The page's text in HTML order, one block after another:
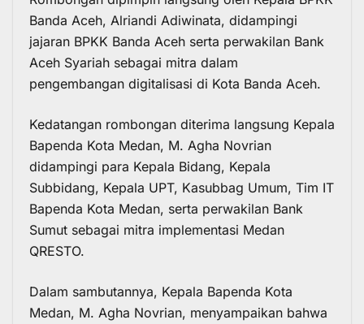
Banda Aceh, Alriandi Adiwinata, didampingi
jajaran BPKK Banda Aceh serta perwakilan Bank
Aceh Syariah sebagai mitra dalam
pengembangan digitalisasi di Kota Banda Aceh.
Kedatangan rombongan diterima langsung Kepala
Bapenda Kota Medan, M. Agha Novrian
didampingi para Kepala Bidang, Kepala
Subbidang, Kepala UPT, Kasubbag Umum, Tim IT
Bapenda Kota Medan, serta perwakilan Bank
Sumut sebagai mitra implementasi Medan
QRESTO.
Dalam sambutannya, Kepala Bapenda Kota
Medan, M. Agha Novrian, menyampaikan bahwa